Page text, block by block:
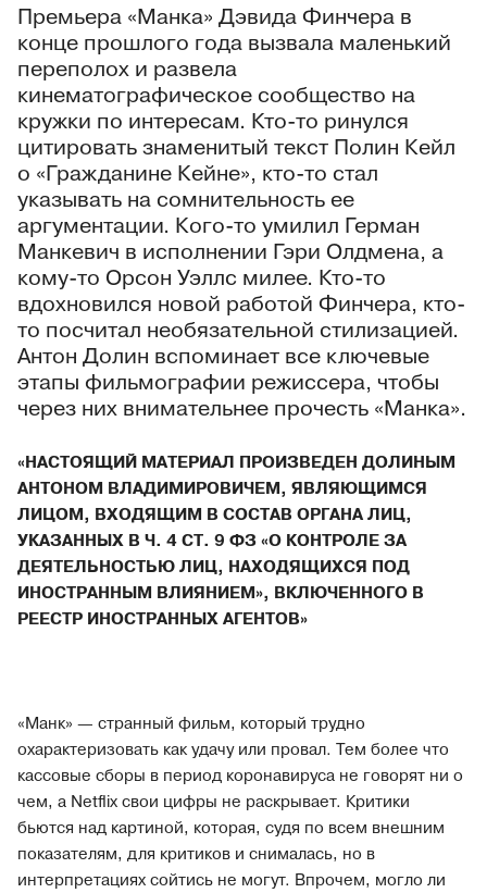
Премьера «Манка» Дэвида Финчера в
конце прошлого года вызвала маленький
переполох и развела
кинематографическое сообщество на
кружки по интересам. Кто-то ринулся
цитировать знаменитый текст Полин Кейл
о «Гражданине Кейне», кто-то стал
указывать на сомнительность ее
аргументации. Кого-то умилил Герман
Манкевич в исполнении Гэри Олдмена, а
кому-то Орсон Уэллс милее. Кто-то
вдохновился новой работой Финчера, кто-
то посчитал необязательной стилизацией.
Антон Долин вспоминает все ключевые
этапы фильмографии режиссера, чтобы
через них внимательнее прочесть «Манка».
«НАСТОЯЩИЙ МАТЕРИАЛ ПРОИЗВЕДЕН ДОЛИНЫМ
АНТОНОМ ВЛАДИМИРОВИЧЕМ, ЯВЛЯЮЩИМСЯ
ЛИЦОМ, ВХОДЯЩИМ В СОСТАВ ОРГАНА ЛИЦ,
УКАЗАННЫХ В Ч. 4 СТ. 9 ФЗ «О КОНТРОЛЕ ЗА
ДЕЯТЕЛЬНОСТЬЮ ЛИЦ, НАХОДЯЩИХСЯ ПОД
ИНОСТРАННЫМ ВЛИЯНИЕМ», ВКЛЮЧЕННОГО В
РЕЕСТР ИНОСТРАННЫХ АГЕНТОВ»
«Манк» — странный фильм, который трудно
охарактеризовать как удачу или провал. Тем более что
кассовые сборы в период коронавируса не говорят ни о
чем, а Netflix свои цифры не раскрывает. Критики
бьются над картиной, которая, судя по всем внешним
показателям, для критиков и снималась, но в
интерпретациях сойтись не могут. Впрочем, могло ли